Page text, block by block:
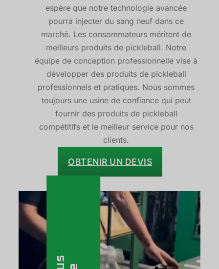
espère que notre technologie avancée
pourra injecter du sang neuf dans ce
marché. Les consommateurs méritent de
meilleurs produits de pickleball. Notre
équipe de conception professionnelle vise à
développer des produits de pickleball
professionnels et pratiques. Nous sommes
toujours une usine de confiance qui peut
fournir des produits de pickleball
compétitifs et le meilleur service pour nos
clients.
OBTENIR UN DEVIS